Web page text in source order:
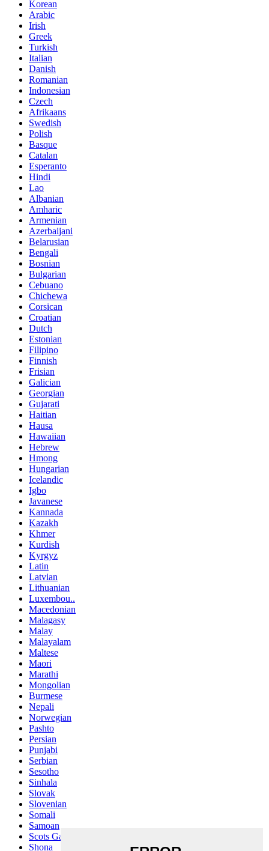
Korean
Arabic
Irish
Greek
Turkish
Italian
Danish
Romanian
Indonesian
Czech
Afrikaans
Swedish
Polish
Basque
Catalan
Esperanto
Hindi
Lao
Albanian
Amharic
Armenian
Azerbaijani
Belarusian
Bengali
Bosnian
Bulgarian
Cebuano
Chichewa
Corsican
Croatian
Dutch
Estonian
Filipino
Finnish
Frisian
Galician
Georgian
Gujarati
Haitian
Hausa
Hawaiian
Hebrew
Hmong
Hungarian
Icelandic
Igbo
Javanese
Kannada
Kazakh
Khmer
Kurdish
Kyrgyz
Latin
Latvian
Lithuanian
Luxembou..
Macedonian
Malagasy
Malay
Malayalam
Maltese
Maori
Marathi
Mongolian
Burmese
Nepali
Norwegian
Pashto
Persian
Punjabi
Serbian
Sesotho
Sinhala
Slovak
Slovenian
Somali
Samoan
Scots Gaelic
Shona